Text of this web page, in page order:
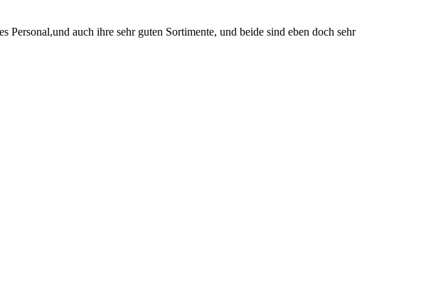
auch ihre sehr guten Sortimente, und beide sind eben doch sehr